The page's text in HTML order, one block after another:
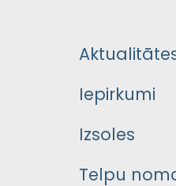
Iepirkumi
Izsoles
Telpu